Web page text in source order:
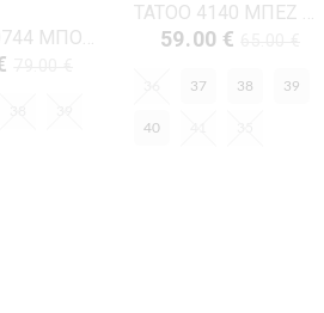
TATOO 240744 ΜΠΟΡΝΤΩ ΔΕΡΜΑ-ΚΡΟΚΟ
TATOO 4140 ΜΠΕΖ ΠΕΡΛΕ ΔΕΡΜΑ
59.00 €
37 38 39
40